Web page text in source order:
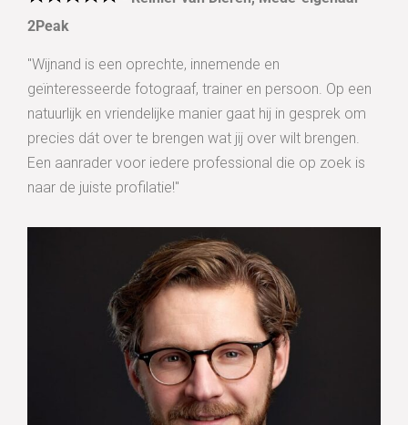
2Peak
"Wijnand is een oprechte, innemende en
geïnteresseerde fotograaf, trainer en persoon. Op een
natuurlijk en vriendelijke manier gaat hij in gesprek om
precies dát over te brengen wat jij over wilt brengen.
Een aanrader voor iedere professional die op zoek is
naar de juiste profilatie!"